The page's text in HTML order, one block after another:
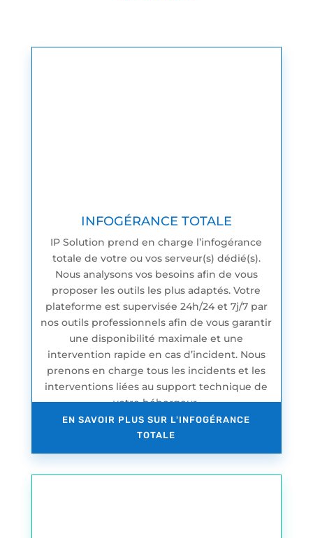
INFOGÉRANCE TOTALE
IP Solution prend en charge l’infogérance
totale de votre ou vos serveur(s) dédié(s).
Nous analysons vos besoins afin de vous
proposer les outils les plus adaptés. Votre
plateforme est supervisée 24h/24 et 7j/7 par
nos outils professionnels afin de vous garantir
une disponibilité maximale et une
intervention rapide en cas d’incident. Nous
prenons en charge tous les incidents et les
interventions liées au support technique de
votre hébergeur.
EN SAVOIR PLUS SUR L'INFOGÉRANCE
TOTALE